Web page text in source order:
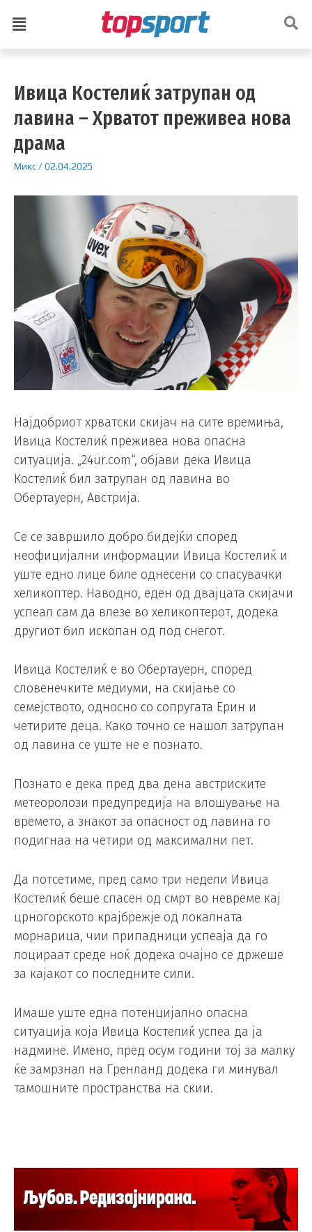
Ивица Костелиќ затрупан од
лавина – Хрватот преживеа нова
драма
Микс/02.04.2025
Најдобриот хрватски скијач на сите времиња,
Ивица Костелиќ преживеа нова опасна
ситуација. „24ur.com“, објави дека Ивица
Костелиќ бил затрупан од лавина во
Обертауерн, Австрија.
Се се завршило добро бидејќи според
неофицијални информации Ивица Костелиќ и
уште едно лице биле однесени со спасувачки
хеликоптер. Наводно, еден од двајцата скијачи
успеал сам да влезе во хеликоптерот, додека
другиот бил ископан од под снегот.
Ивица Костелиќ е во Обертауерн, според
словенечките медиуми, на скијање со
семејството, односно со сопругата Ерин и
четирите деца. Како точно се нашол затрупан
од лавина се уште не е познато.
Познато е дека пред два дена австриските
метеоролози предупредија на влошување на
времето, а знакот за опасност од лавина го
подигнаа на четири од максимални пет.
Да потсетиме, пред само три недели Ивица
Костелиќ беше спасен од смрт во невреме кај
црногорското крајбрежје од локалната
морнарица, чии припадници успеаја да го
лоцираат среде ноќ додека очајно се држеше
за кајакот со последните сили.
Имаше уште една потенцијално опасна
ситуација која Ивица Костелиќ успеа да ја
надмине. Имено, пред осум години тој за малку
ќе замрзнал на Гренланд додека ги минувал
тамошните пространства на скии.